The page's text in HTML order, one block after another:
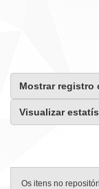
Mostrar registro
Visualizar
Os itens no